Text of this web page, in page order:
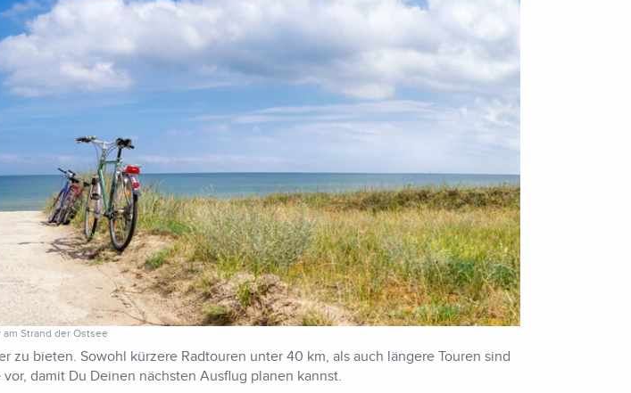
am Strand der Ostsee
bieten. Sowohl kürzere Radtouren unter 40 km, als auch längere Touren sind
damit Du Deinen nächsten Ausflug planen kannst.